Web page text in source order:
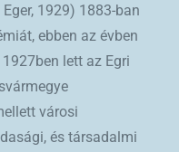
1929) 1883-ban
ebben az évben
lett az Egri
városi
és társadalmi